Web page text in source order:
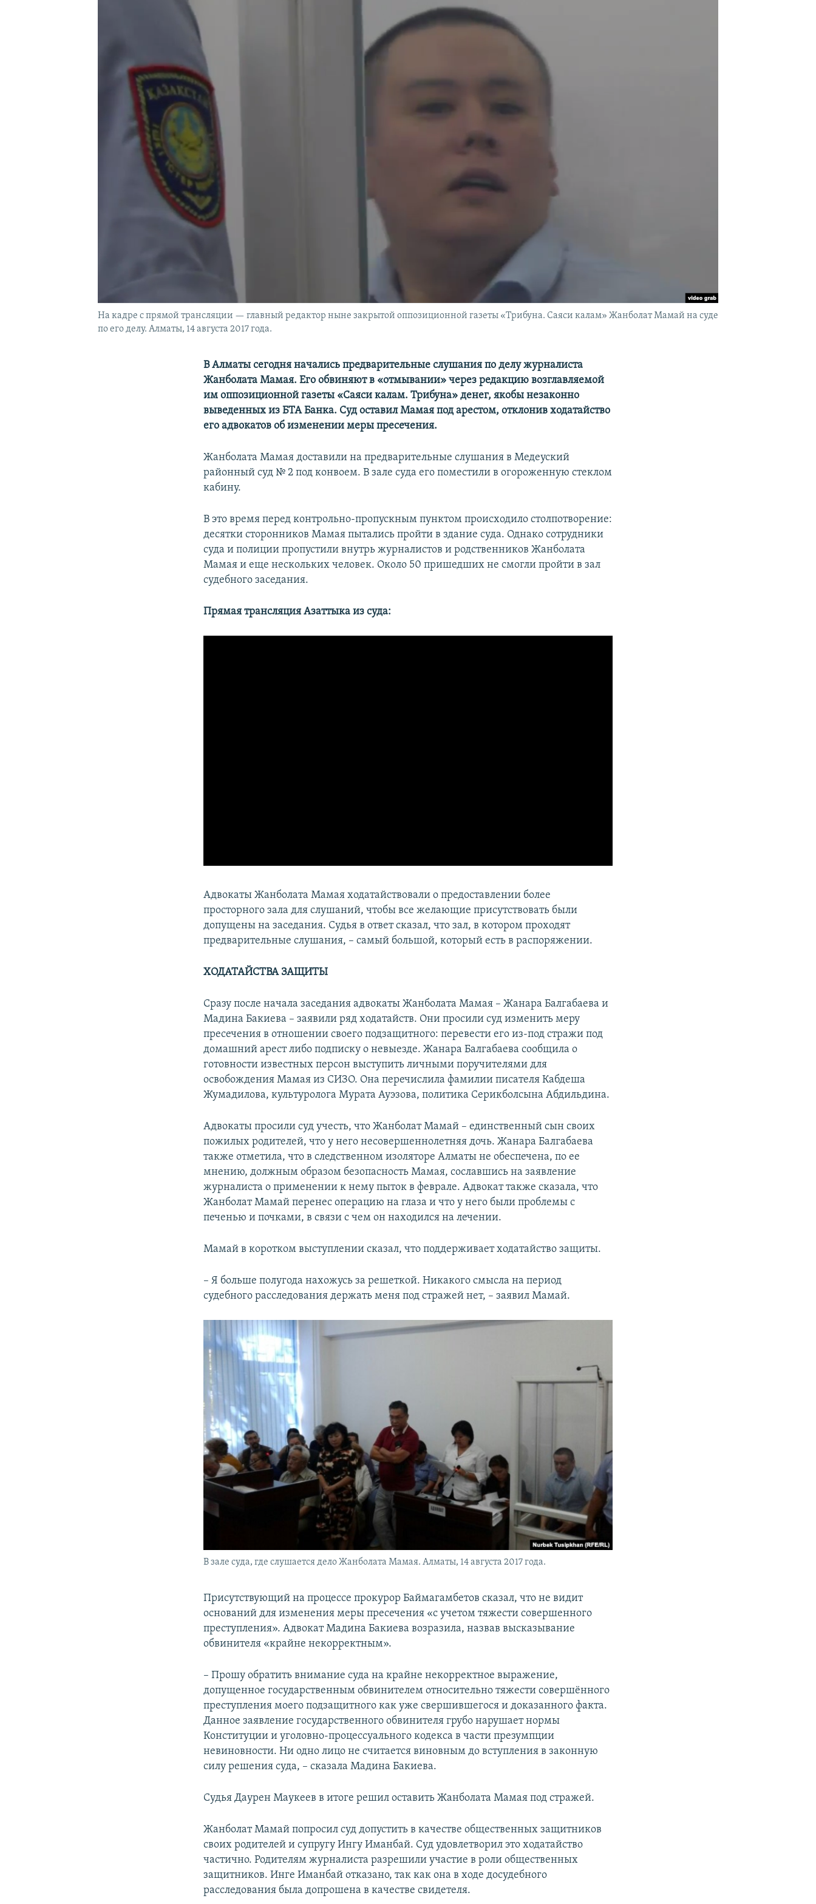
На кадре с прямой трансляции — главный редактор ныне закрытой оппозиционной газеты «Трибуна. Саяси калам» Жанболат Мамай на суде
по его делу. Алматы, 14 августа 2017 года.
В Алматы сегодня начались предварительные слушания по делу журналиста
Жанболата Мамая. Его обвиняют в «отмывании» через редакцию возглавляемой
им оппозиционной газеты «Саяси калам. Трибуна» денег, якобы незаконно
выведенных из БТА Банка. Суд оставил Мамая под арестом, отклонив ходатайство
его адвокатов об изменении меры пресечения.
Жанболата Мамая доставили на предварительные слушания в Медеуский
районный суд № 2 под конвоем. В зале суда его поместили в огороженную стеклом
кабину.
В это время перед контрольно-пропускным пунктом происходило столпотворение:
десятки сторонников Мамая пытались пройти в здание суда. Однако сотрудники
суда и полиции пропустили внутрь журналистов и родственников Жанболата
Мамая и еще нескольких человек. Около 50 пришедших не смогли пройти в зал
судебного заседания.
Прямая трансляция Азаттыка из суда:
Адвокаты Жанболата Мамая ходатайствовали о предоставлении более
просторного зала для слушаний, чтобы все желающие присутствовать были
допущены на заседания. Судья в ответ сказал, что зал, в котором проходят
предварительные слушания, – самый большой, который есть в распоряжении.
ХОДАТАЙСТВА ЗАЩИТЫ
Сразу после начала заседания адвокаты Жанболата Мамая – Жанара Балгабаева и
Мадина Бакиева – заявили ряд ходатайств. Они просили суд изменить меру
пресечения в отношении своего подзащитного: перевести его из-под стражи под
домашний арест либо подписку о невыезде. Жанара Балгабаева сообщила о
готовности известных персон выступить личными поручителями для
освобождения Мамая из СИЗО. Она перечислила фамилии писателя Кабдеша
Жумадилова, культуролога Мурата Ауэзова, политика Серикболсына Абдильдина.
Адвокаты просили суд учесть, что Жанболат Мамай – единственный сын своих
пожилых родителей, что у него несовершеннолетняя дочь. Жанара Балгабаева
также отметила, что в следственном изоляторе Алматы не обеспечена, по ее
мнению, должным образом безопасность Мамая, сославшись на заявление
журналиста о применении к нему пыток в феврале. Адвокат также сказала, что
Жанболат Мамай перенес операцию на глаза и что у него были проблемы с
печенью и почками, в связи с чем он находился на лечении.
Мамай в коротком выступлении сказал, что поддерживает ходатайство защиты.
– Я больше полугода нахожусь за решеткой. Никакого смысла на период
судебного расследования держать меня под стражей нет, – заявил Мамай.
В зале суда, где слушается дело Жанболата Мамая. Алматы, 14 августа 2017 года.
Присутствующий на процессе прокурор Баймагамбетов сказал, что не видит
оснований для изменения меры пресечения «с учетом тяжести совершенного
преступления». Адвокат Мадина Бакиева возразила, назвав высказывание
обвинителя «крайне некорректным».
– Прошу обратить внимание суда на крайне некорректное выражение,
допущенное государственным обвинителем относительно тяжести совершённого
преступления моего подзащитного как уже свершившегося и доказанного факта.
Данное заявление государственного обвинителя грубо нарушает нормы
Конституции и уголовно-процессуального кодекса в части презумпции
невиновности. Ни одно лицо не считается виновным до вступления в законную
силу решения суда, – сказала Мадина Бакиева.
Судья Даурен Маукеев в итоге решил оставить Жанболата Мамая под стражей.
Жанболат Мамай попросил суд допустить в качестве общественных защитников
своих родителей и супругу Ингу Иманбай. Суд удовлетворил это ходатайство
частично. Родителям журналиста разрешили участие в роли общественных
защитников. Инге Иманбай отказано, так как она в ходе досудебного
расследования была допрошена в качестве свидетеля.